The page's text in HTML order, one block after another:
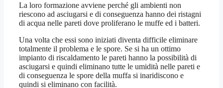
La loro formazione avviene perché gli ambienti non
riescono ad asciugarsi e di conseguenza hanno dei ristagni
di acqua nelle pareti dove proliferano le muffe ed i batteri.
Una volta che essi sono iniziati diventa difficile eliminare
totalmente il problema e le spore. Se si ha un ottimo
impianto di riscaldamento le pareti hanno la possibilità di
asciugarsi e quindi eliminano tutte le umidità nelle pareti e
di conseguenza le spore della muffa si inaridiscono e
quindi si eliminano con facilità.